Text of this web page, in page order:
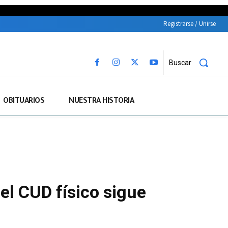
Registrarse / Unirse
Buscar
OBITUARIOS NUESTRA HISTORIA
CUD físico sigue